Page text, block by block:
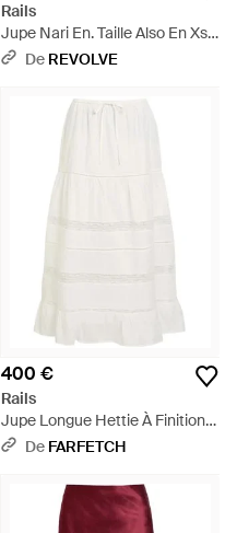
Rails
Jupe Nari En. Taille Also En Xs,
S, M - Rouge
De REVOLVE
400 €
Rails
Jupe Longue Hettie À Finitions
En Dentelle - Blanc
De FARFETCH